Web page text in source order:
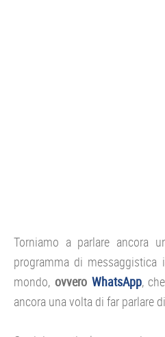
Torniamo a parlare ancora
programma di
mondo, ovvero WhatsApp,
ancora una volta di far parlare